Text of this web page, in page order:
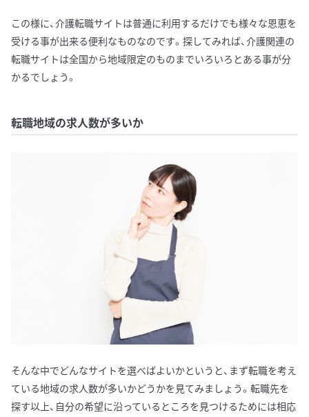
この様に、介護転職サイトは普通に利用するだけでも様々な恩恵を
受ける事が出来る便利なものなのです。探してみれば、介護関連の
転職サイトは全国から地域限定のものまでいろいろとある事が分
かるでしょう。
転職地域の求人数が多いか
そんな中でどんなサイトを選べばよいかというと、まず転職を考え
ている地域の求人数が多いかどうかを見てみましょう。転職先を
探す以上、自分の希望に沿っているところを見つけるためには相応